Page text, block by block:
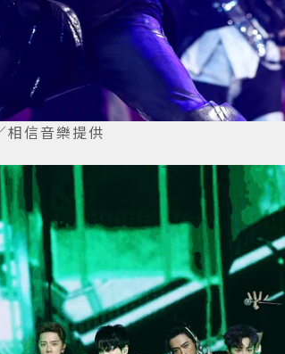
相信音樂提供